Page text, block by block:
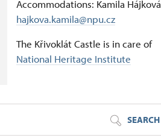
Accommodations: Kamila Hájková
hajkova.kamila@npu.cz
The Křivoklát Castle is in care of
National Heritage Institute
SEARCH